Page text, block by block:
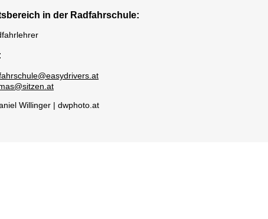
in der Radfahrschule:
Willinger | dwphoto.at